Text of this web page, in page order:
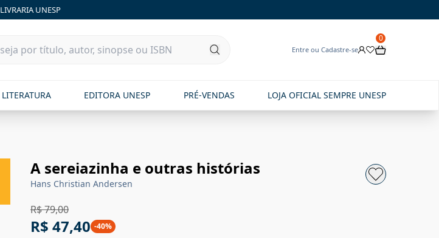
LIVRARIA UNESP
Entre ou Cadastre-se
0
LITERATURA EDITORA UNESP PRÉ-VENDAS LOJA OFICIAL SEMPRE UNESP
A sereiazinha e outras histórias
Hans Christian Andersen
R$ 79,00
R$ 47,40 -40%